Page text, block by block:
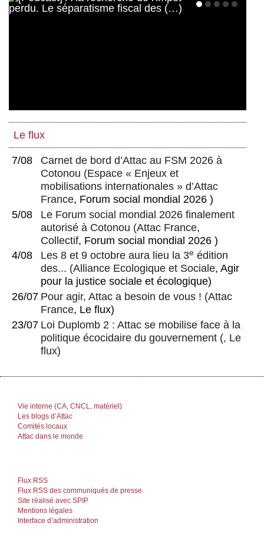
Le flux
7/08
Carnet de bord d’Attac au FSM 2026 à
Cotonou (Espace « Enjeux et
mobilisations internationales » d’Attac
France, Forum social mondial 2026 )
5/08
Le Forum social mondial 2026 finalement
autorisé à Cotonou (Attac France,
Collectif, Forum social mondial 2026 )
4/08
Les 8 et 9 octobre aura lieu la 3e édition
des... (Alliance Ecologique et Sociale, Agir
pour la justice sociale et écologique)
26/07 Pour agir, Attac a besoin de vous ! (Attac
France, Le flux)
23/07 Loi Duplomb 2 : Attac se mobilise face à la
politique écocidaire du gouvernement (, Le
flux)
Vie interne (CA, CNCL, matériel)
Les blogs d’Attac
Comités locaux
Attac dans le monde
Flux RSS
Flux RSS des communiqués de presse
Site réalisé avec SPIP
Mentions légales
Interface d’administration